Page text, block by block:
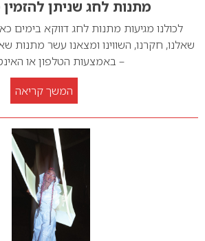
מתנות לחג שניתן להזמין
לכולנו מגיעות מתנות לחג דווקא בימים
שאלנו, חקרנו, השווינו ומצאנו עשר מתנות
– באמצעות הטלפון או
המשך קריאה